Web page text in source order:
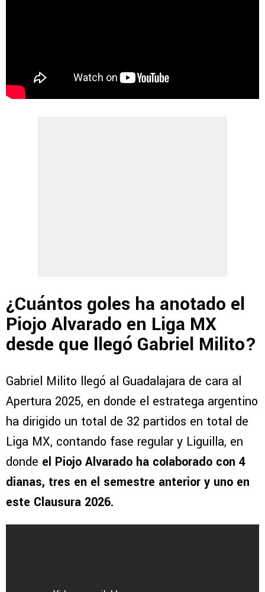
¿Cuántos goles ha anotado el
Piojo Alvarado en Liga MX
desde que llegó Gabriel Milito?
Gabriel Milito llegó al Guadalajara de cara al
Apertura 2025, en donde el estratega argentino
ha dirigido un total de 32 partidos en total de
Liga MX, contando fase regular y Liguilla, en
donde el Piojo Alvarado ha colaborado con 4
dianas, tres en el semestre anterior y uno en
este Clausura 2026.